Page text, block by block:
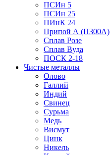
ПСИн 5
ПСИн 25
ПИнК 24
Припой А (П300А)
Сплав Розе
Сплав Вуда
ПОСК 2-18
Чистые металлы
Олово
Галлий
Индий
Свинец
Сурьма
Медь
Висмут
Цинк
Никель